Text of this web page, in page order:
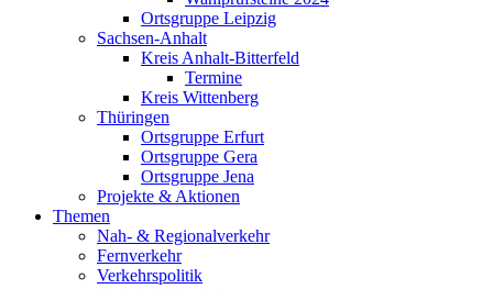
Ortsgruppe Leipzig
Sachsen-Anhalt
Kreis Anhalt-Bitterfeld
Termine
Kreis Wittenberg
Thüringen
Ortsgruppe Erfurt
Ortsgruppe Gera
Ortsgruppe Jena
Projekte & Aktionen
Themen
Nah- & Regionalverkehr
Fernverkehr
Verkehrspolitik